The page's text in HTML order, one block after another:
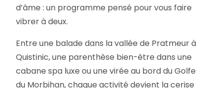
d’âme : un programme pensé pour vous faire
vibrer à deux.
Entre une balade dans la vallée de Pratmeur à
Quistinic, une parenthèse bien-être dans une
cabane spa luxe ou une virée au bord du Golfe
du Morbihan, chaque activité devient la cerise